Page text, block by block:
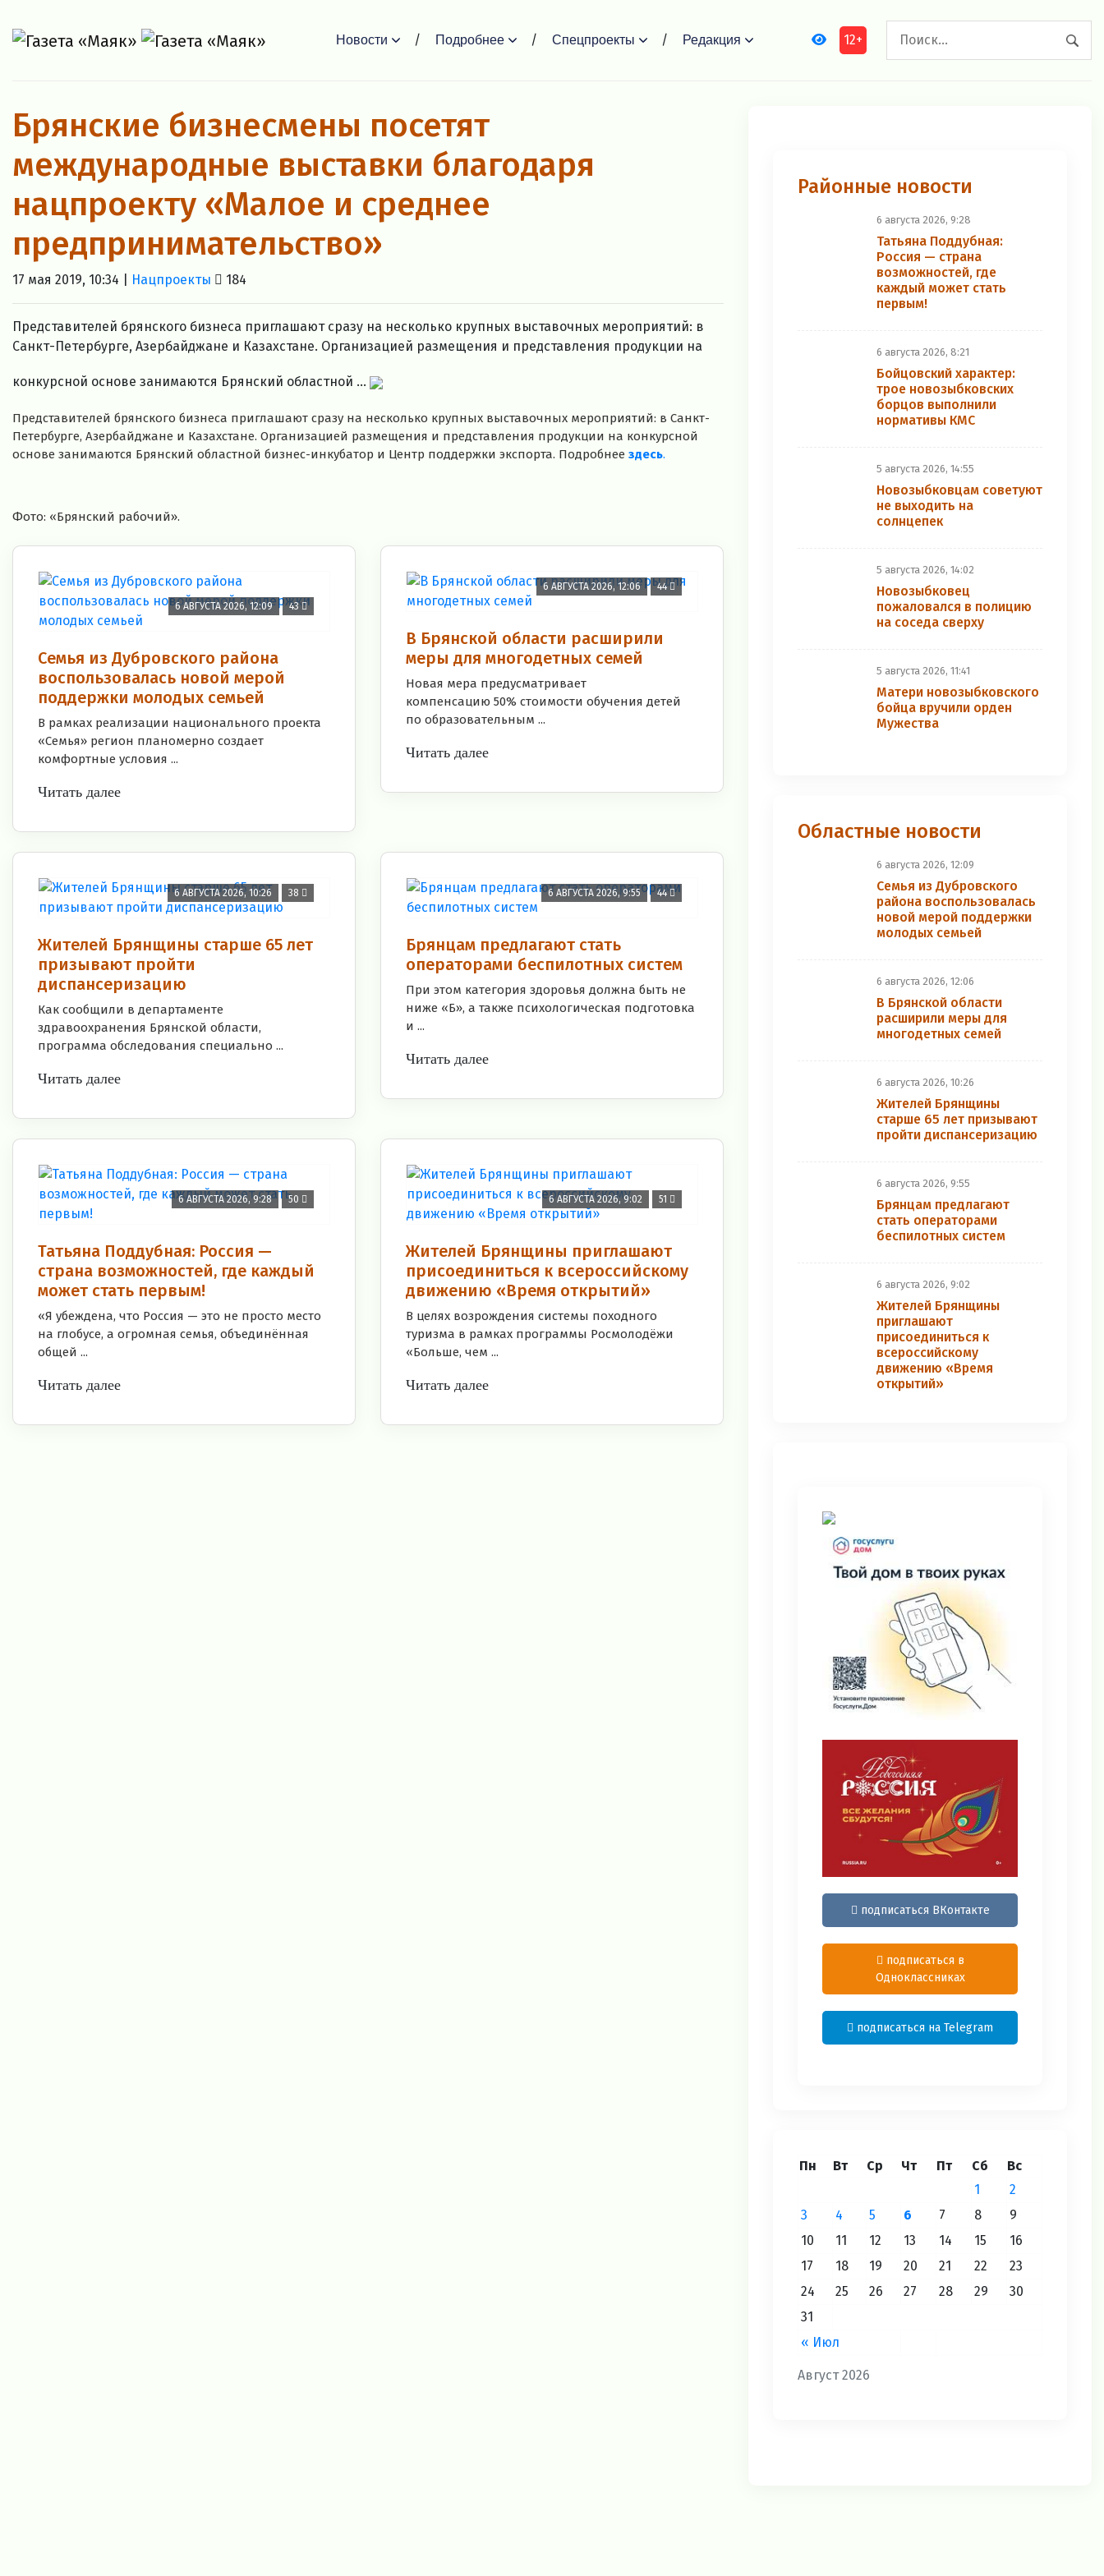
Новости Подробнее Спецпроекты Редакция 12+
Брянские бизнесмены посетят
международные выставки благодаря
нацпроекту «Малое и среднее
предпринимательство»
17 мая 2019, 10:34 | Нацпроекты 184
Представителей брянского бизнеса приглашают сразу на несколько крупных выставочных мероприятий: в
Санкт-Петербурге, Азербайджане и Казахстане. Организацией размещения и представления продукции на
конкурсной основе занимаются Брянский областной ...
Представителей брянского бизнеса приглашают сразу на несколько крупных выставочных мероприятий: в Санкт-
Петербурге, Азербайджане и Казахстане. Организацией размещения и представления продукции на конкурсной
основе занимаются Брянский областной бизнес-инкубатор и Центр поддержки экспорта. Подробнее здесь.
Фото: «Брянский рабочий».
6 АВГУСТА 2026, 12:09 43
Семья из Дубровского района
воспользовалась новой мерой
поддержки молодых семьей
В рамках реализации национального проекта
«Семья» регион планомерно создает
комфортные условия ...
Читать далее
6 АВГУСТА 2026, 12:06 44
В Брянской области расширили
меры для многодетных семей
Новая мера предусматривает
компенсацию 50% стоимости обучения детей
по образовательным ...
Читать далее
6 АВГУСТА 2026, 10:26 38
Жителей Брянщины старше 65 лет
призывают пройти
диспансеризацию
Как сообщили в департаменте
здравоохранения Брянской области,
программа обследования специально ...
Читать далее
6 АВГУСТА 2026, 9:55 44
Брянцам предлагают стать
оперaторами бeспилотных систeм
При этом категория здоровья должна быть не
ниже «Б», а также психологическая подготовка
и ...
Читать далее
6 АВГУСТА 2026, 9:28 50
Татьяна Поддубная: Россия —
страна возможностей, где каждый
может стать первым!
«Я убеждена, что Россия — это не просто место
на глобусе, а огромная семья, объединённая
общей ...
Читать далее
6 АВГУСТА 2026, 9:02 51
Жителей Брянщины приглашают
присоединиться к всероссийскому
движению «Время открытий»
В целях возрождения системы походного
туризма в рамках программы Росмолодёжи
«Больше, чем ...
Читать далее
Районные новости
6 августа 2026, 9:28
Татьяна Поддубная:
Россия — страна
возможностей, где
каждый может стать
первым!
6 августа 2026, 8:21
Бойцовский характер:
трое новозыбковских
борцов выполнили
нормативы КМС
5 августа 2026, 14:55
Новозыбковцам советуют
не выходить на
солнцепек
5 августа 2026, 14:02
Новозыбковец
пожаловался в полицию
на соседа сверху
5 августа 2026, 11:41
Матери новозыбковского
бойца вручили орден
Мужества
Областные новости
6 августа 2026, 12:09
Семья из Дубровского
района воспользовалась
новой мерой поддержки
молодых семьей
6 августа 2026, 12:06
В Брянской области
расширили меры для
многодетных семей
6 августа 2026, 10:26
Жителей Брянщины
старше 65 лет призывают
пройти диспансеризацию
6 августа 2026, 9:55
Брянцам предлагают
стать оперaторами
бeспилотных систeм
6 августа 2026, 9:02
Жителей Брянщины
приглашают
присоединиться к
всероссийскому
движению «Время
открытий»
подписаться ВКонтакте
подписаться в
Одноклассниках
подписаться на Telegram
Август 2026
Пн Вт Ср Чт Пт Сб Вс
« Июл
1
2
3
4 5 6 7 8
9
10
11 12 13 14 15
16
17
18 19 20 21 22
23
24
25 26 27 28 29
30
31